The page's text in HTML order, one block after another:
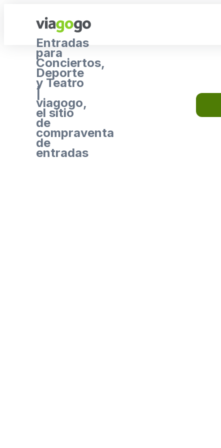
Entradas
para
Conciertos,
Deporte
y Teatro
|
viagogo,
el sitio
de
compraventa
de
entradas